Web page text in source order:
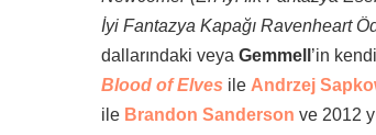
İyi Fantazya Kapağı Ravenheart
dallarındaki veya Gemmell ’in
Blood of Elves ile Andrzej
ile Brandon Sanderson ve 2012